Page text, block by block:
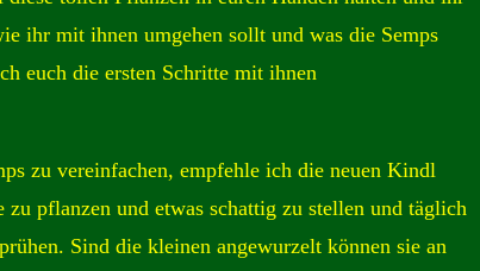
Seiten
Account
ihr mit ihnen umgehen sollt und was die Semps
euch die ersten Schritte mit ihnen
zu vereinfachen, empfehle ich die neuen Kindl
pflanzen und etwas schattig zu stellen und täglich
Sind die kleinen angewurzelt können sie an